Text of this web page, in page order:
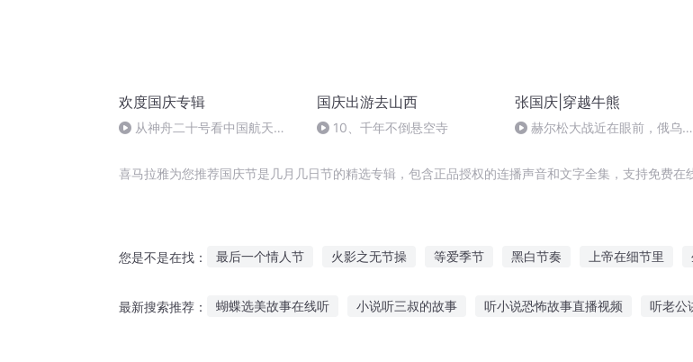
欢度国庆专辑
从神舟二十号看中国航天
国庆出游去山西
10、千年不倒悬空寺
张国庆|穿越牛熊
赫尔松大战近在眼前，俄乌冲
喜马拉雅为您推荐国庆节是几月几日节的精选专辑，包含正品授权的连播声音和文字全集，支持免费在
您是不是在找： 最后一个情人节 火影之无节操 等爱季节 黑白节奏 上帝在细节里
最新搜索推荐： 蝴蝶选美故事在线听 小说听三叔的故事 听小说恐怖故事直播视频 听老公